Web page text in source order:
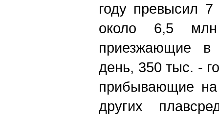
году превысил
около 6,5
приезжающие в
день, 350 тыс. -
прибывающие на
других